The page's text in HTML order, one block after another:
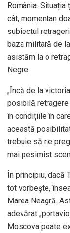
România.
cât, momentan
subiectul
baza militară de
asistăm la o
Negre.
„Încă de la
posibilă retragere
în condițiile în
această
trebuie să ne
mai pesimist
În principiu, dacă
tot vorbește,
Marea Neagră.
adevărat
Moscova poate